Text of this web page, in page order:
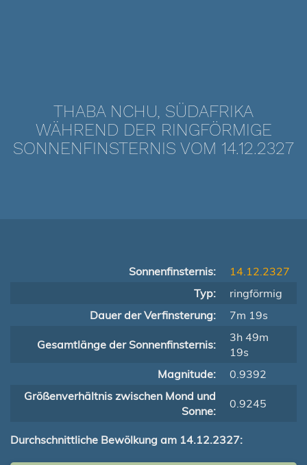
THABA NCHU, SÜDAFRIKA
WÄHREND DER RINGFÖRMIGE
SONNENFINSTERNIS VOM 14.12.2327
Sonnenfinsternis:
14.12.2327
Typ:
ringförmig
Dauer der Verfinsterung:
7m 19s
Gesamtlänge der Sonnenfinsternis:
3h 49m
19s
Magnitude:
0.9392
Größenverhältnis zwischen Mond und
Sonne:
0.9245
Durchschnittliche Bewölkung am 14.12.2327: